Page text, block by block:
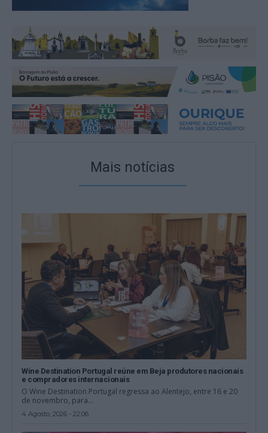
Mais notícias
Wine Destination Portugal reúne em Beja produtores nacionais
e compradores internacionais
O Wine Destination Portugal regressa ao Alentejo, entre 16 e 20
de novembro, para...
4 Agosto, 2026 - 22:06